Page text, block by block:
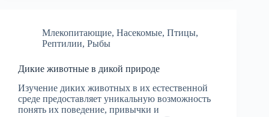
Млекопитающие, Насекомые, Птицы,
Рептилии, Рыбы
Дикие животные в дикой природе
Изучение диких животных в их естественной
среде предоставляет уникальную возможность
понять их поведение, привычки и